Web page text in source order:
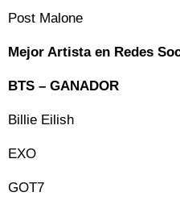
Post Malone
Mejor Artista en Redes
BTS – GANADOR
Billie Eilish
EXO
GOT7